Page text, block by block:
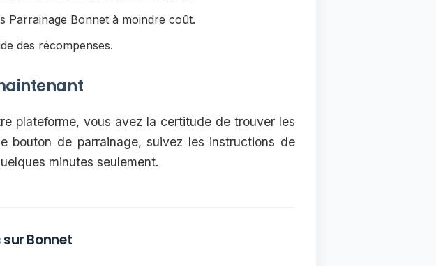
Parrainage Bonnet à moindre coût.
des récompenses.
plateforme, vous avez la certitude de trouver les
bouton de parrainage, suivez les instructions de
minutes seulement.
Bonnet